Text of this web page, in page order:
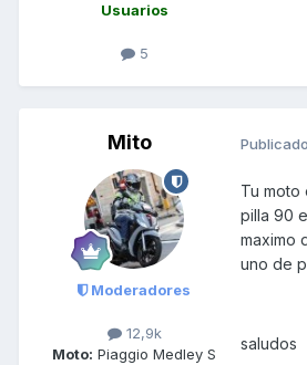
Usuarios
5
Mito
Moderadores
12,9k
Moto: Piaggio Medley S
Publicado
Tu moto
pilla 90
maximo
uno de
saludos